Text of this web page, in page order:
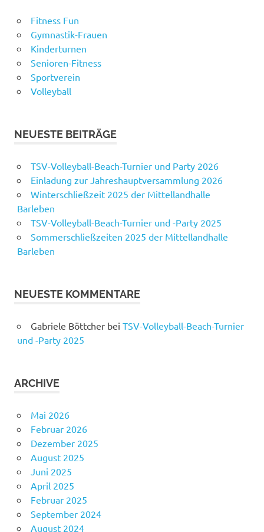
Fitness Fun
Gymnastik-Frauen
Kinderturnen
Senioren-Fitness
Sportverein
Volleyball
NEUESTE BEITRÄGE
TSV-Volleyball-Beach-Turnier und Party 2026
Einladung zur Jahreshauptversammlung 2026
Winterschließzeit 2025 der Mittellandhalle
Barleben
TSV-Volleyball-Beach-Turnier und -Party 2025
Sommerschließzeiten 2025 der Mittellandhalle
Barleben
NEUESTE KOMMENTARE
Gabriele Böttcherbei TSV-Volleyball-Beach-Turnier
und -Party 2025
ARCHIVE
Mai 2026
Februar 2026
Dezember 2025
August 2025
Juni 2025
April 2025
Februar 2025
September 2024
August 2024